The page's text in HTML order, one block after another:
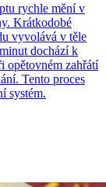
rychle mění v
Krátkodobé
vyvolává v těle
dochází k
opětovném zahřátí
Tento proces
systém.